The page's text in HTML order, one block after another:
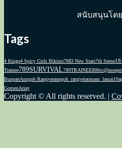
สนับสนุนโดย
Tags
4 Kings4 Spicy Girls Bikinis7HD New Stars7th Sense
Trainee789SURVIVAL789TRAINEE800cc
BunpanAnngoh Rangyeranngoh_rangyeraomam_lamai10
GomenAriay
Copyright © All rights reserved. |